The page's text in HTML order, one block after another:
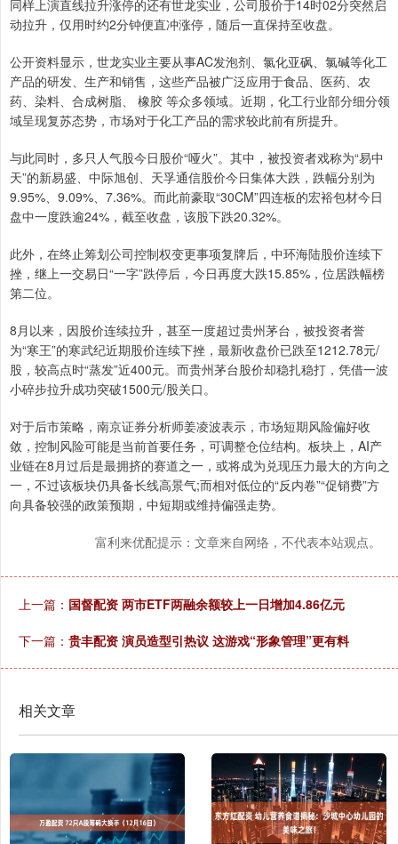
同样上演直线拉升涨停的还有世龙实业，公司股价于14时02分突然启
动拉升，仅用时约2分钟便直冲涨停，随后一直保持至收盘。
公开资料显示，世龙实业主要从事AC发泡剂、氯化亚砜、氯碱等化工
产品的研发、生产和销售，这些产品被广泛应用于食品、医药、农
药、染料、合成树脂、 橡胶 等众多领域。近期，化工行业部分细分领
域呈现复苏态势，市场对于化工产品的需求较此前有所提升。
与此同时，多只人气股今日股价“哑火”。其中，被投资者戏称为“易中
天”的新易盛、中际旭创、天孚通信股价今日集体大跌，跌幅分别为
9.95%、9.09%、7.36%。而此前豪取“30CM”四连板的宏裕包材今日
盘中一度跌逾24%，截至收盘，该股下跌20.32%。
此外，在终止筹划公司控制权变更事项复牌后，中环海陆股价连续下
挫，继上一交易日“一字”跌停后，今日再度大跌15.85%，位居跌幅榜
第二位。
8月以来，因股价连续拉升，甚至一度超过贵州茅台，被投资者誉
为“寒王”的寒武纪近期股价连续下挫，最新收盘价已跌至1212.78元/
股，较高点时“蒸发”近400元。而贵州茅台股价却稳扎稳打，凭借一波
小碎步拉升成功突破1500元/股关口。
对于后市策略，南京证券分析师姜凌波表示，市场短期风险偏好收
敛，控制风险可能是当前首要任务，可调整仓位结构。板块上，AI产
业链在8月过后是最拥挤的赛道之一，或将成为兑现压力最大的方向之
一，不过该板块仍具备长线高景气;而相对低位的“反内卷”“促销费”方
向具备较强的政策预期，中短期或维持偏强走势。
富利来优配提示：文章来自网络，不代表本站观点。
上一篇： 国督配资 两市ETF两融余额较上一日增加4.86亿元
下一篇： 贵丰配资 演员造型引热议 这游戏“形象管理”更有料
相关文章